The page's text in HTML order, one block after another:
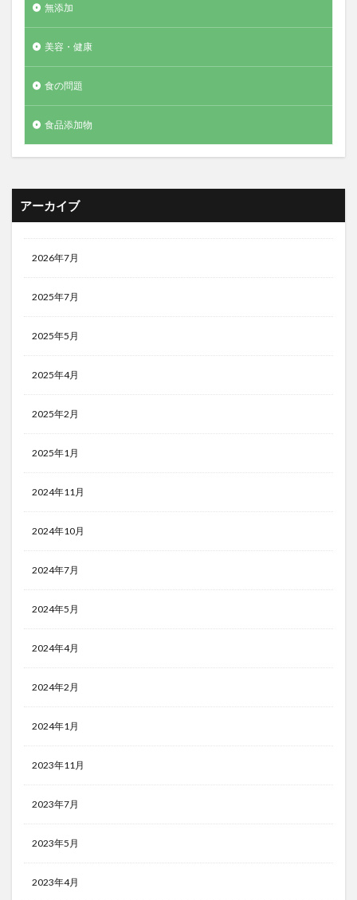
無添加
美容・健康
食の問題
食品添加物
アーカイブ
2026年7月
2025年7月
2025年5月
2025年4月
2025年2月
2025年1月
2024年11月
2024年10月
2024年7月
2024年5月
2024年4月
2024年2月
2024年1月
2023年11月
2023年7月
2023年5月
2023年4月